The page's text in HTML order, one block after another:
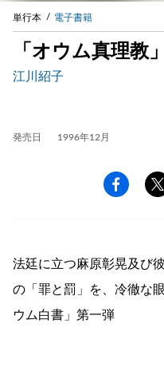
単行本 電子書籍
「オウム真理教
江川紹子
発売日 1996年12月
法廷に立つ麻原彰晃及び
の「罪と罰」を、冷徹な
ウム白書」第一弾